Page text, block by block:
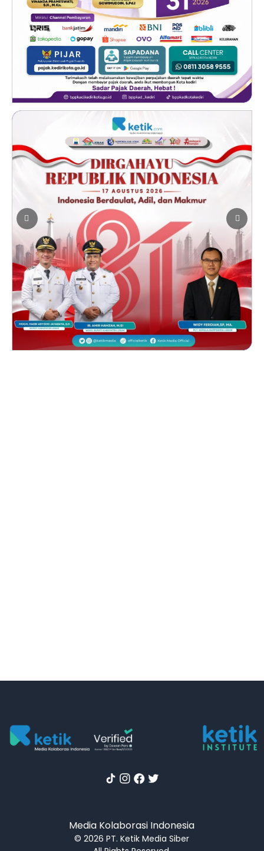
Media Kolaborasi Indonesia
© 2026 PT. Ketik Media Siber